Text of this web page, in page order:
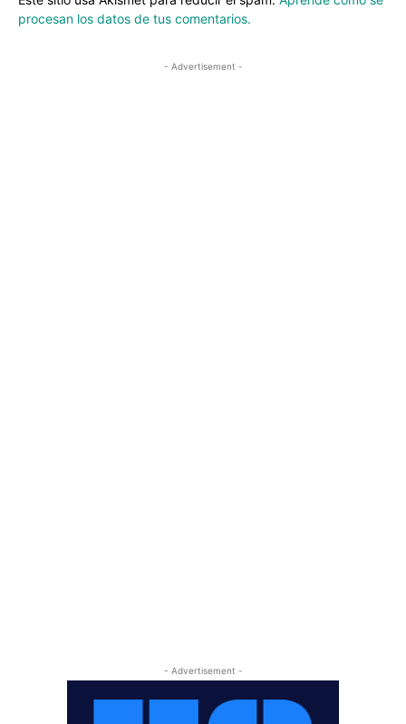
procesan los datos de tus comentarios.
- Advertisement -
- Advertisement -